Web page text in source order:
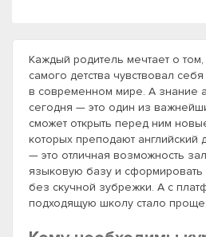
Каждый родитель мечтает о
самого детства чувствовал
в современном мире. А знание
сегодня — это один из
сможет открыть перед ним
которых преподают английский
— это отличная возможность
языковую базу и
без скучной зубрежки. А с
подходящую школу стало